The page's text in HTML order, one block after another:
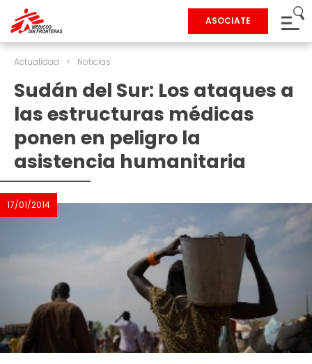
ASOCIATE
Actualidad > Noticias
Sudán del Sur: Los ataques a
las estructuras médicas
ponen en peligro la
asistencia humanitaria
17/01/2014